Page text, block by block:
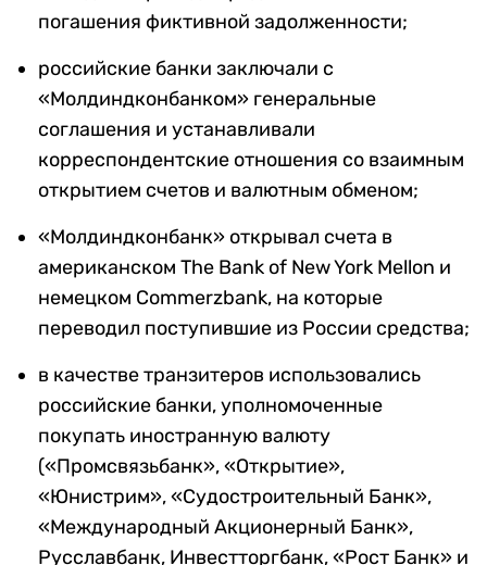
погашения фиктивной задолженности;
российские банки заключали с
«Молдиндконбанком» генеральные
соглашения и устанавливали
корреспондентские отношения со взаимным
открытием счетов и валютным обменом;
«Молдиндконбанк» открывал счета в
американском The Bank of New York Mellon и
немецком Commerzbank, на которые
переводил поступившие из России средства;
в качестве транзитеров использовались
российские банки, уполномоченные
покупать иностранную валюту
(«Промсвязьбанк», «Открытие»,
«Юнистрим», «Судостроительный Банк»,
«Международный Акционерный Банк»,
Русславбанк, Инвестторгбанк, «Рост Банк» и